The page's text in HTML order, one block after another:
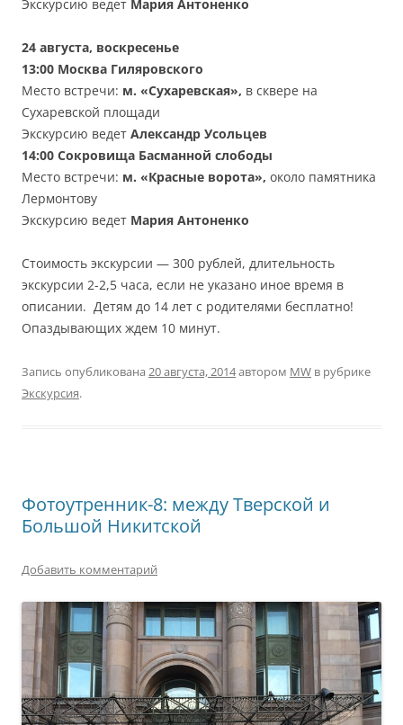
Экскурсию ведет Мария Антоненко
24 августа, воскресенье
13:00 Москва Гиляровского
Место встречи: м. «Сухаревская», в сквере на
Сухаревской площади
Экскурсию ведет Александр Усольцев
14:00 Сокровища Басманной слободы
Место встречи: м. «Красные ворота», около памятника
Лермонтову
Экскурсию ведет Мария Антоненко
Стоимость экскурсии — 300 рублей, длительность
экскурсии 2-2,5 часа, если не указано иное время в
описании. Детям до 14 лет с родителями бесплатно!
Опаздывающих ждем 10 минут.
Запись опубликована 20 августа, 2014автором MW в рубрике
Экскурсия.
Фотоутренник-8: между Тверской и
Большой Никитской
Добавить комментарий